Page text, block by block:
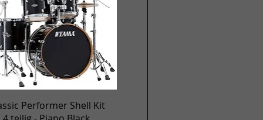
Schnellansicht
Performer Shell Kit